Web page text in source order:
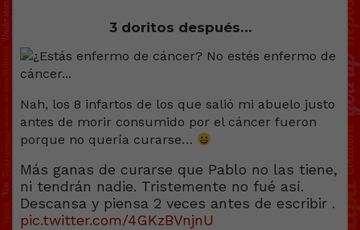
3 doritos después…
Nah, los 8 infartos de los que salió mi abuelo justo
antes de morir consumido por el cáncer fueron
porque no quería curarse…
Más ganas de curarse que Pablo no las tiene,
ni tendrán nadie. Tristemente no fué así.
Descansa y piensa 2 veces antes de escribir .
pic.twitter.com/4GKzBVnjnU